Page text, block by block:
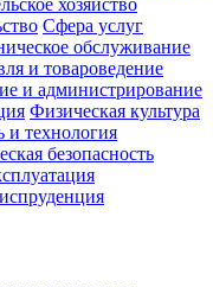
хозяйство
Сфера услуг
обслуживание
и товароведение
и администрирование
Физическая культура
технология
безопасность